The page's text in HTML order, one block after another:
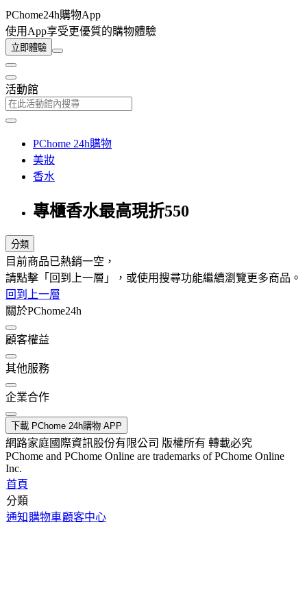
PChome24h購物App
使用App享受更優質的購物體驗
立即體驗
活動館
PChome 24h購物
美妝
香水
專櫃香水最高現折550
分類
目前商品已熱銷一空，
請點擊「回到上一層」，或使用搜尋功能繼續瀏覽更多商品。
回到上一層
關於PChome24h
顧客權益
其他服務
企業合作
下載 PChome 24h購物 APP
網路家庭國際資訊股份有限公司 版權所有 轉載必究
PChome and PChome Online are trademarks of PChome Online
Inc.
首頁
分類
通知 購物車顧客中心